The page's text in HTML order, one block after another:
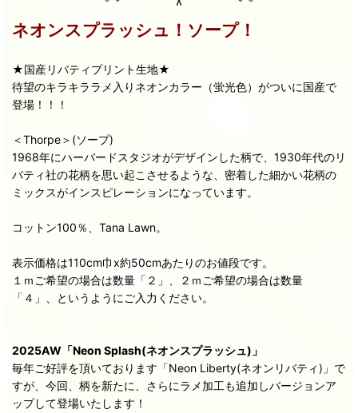
ネオンスプラッシュ！ソープ！
★国産リバティプリント生地★
待望のキラキララメ入りネオンカラー（蛍光色）がついに国産で
登場！！！
＜Thorpe＞(ソープ)
1968年にハーバードスタジオがデザインした柄で、1930年代のリ
バティ社の花柄を思い起こさせるような、密着した細かい花柄の
ミックスがインスピレーションになっています。
コットン100％、Tana Lawn。
表示価格は110cm巾x約50cmあたりのお値段です。
１ｍご希望の場合は数量「２」、２ｍご希望の場合は数量
「４」、というようにご入力ください。
2025AW「Neon Splash(ネオンスプラッシュ)」
毎年ご好評を頂いております「Neon Liberty(ネオンリバティ)」で
すが、今回、柄を新たに、さらにラメ加工も追加しバージョンア
ップして登場いたします！